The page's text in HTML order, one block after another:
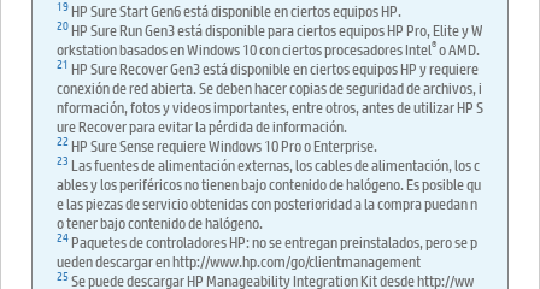
19HP Sure Start Gen6 está disponible en ciertos equipos HP.
20HP Sure Run Gen3 está disponible para ciertos equipos HP Pro, Elite y W
orkstation basados en Windows 10 con ciertos procesadores Intel®o AMD.
21 HP Sure Recover Gen3 está disponible en ciertos equipos HP y requiere
conexión de red abierta. Se deben hacer copias de seguridad de archivos, i
nformación, fotos y videos importantes, entre otros, antes de utilizar HP S
ure Recover para evitar la pérdida de información.
22HP Sure Sense requiere Windows 10 Pro o Enterprise.
23 Las fuentes de alimentación externas, los cables de alimentación, los c
ables y los periféricos no tienen bajo contenido de halógeno. Es posible qu
e las piezas de servicio obtenidas con posterioridad a la compra puedan n
o tener bajo contenido de halógeno.
24Paquetes de controladores HP: no se entregan preinstalados, pero se p
ueden descargar en http://www.hp.com/go/clientmanagement
25Se puede descargar HP Manageability Integration Kit desde http://ww